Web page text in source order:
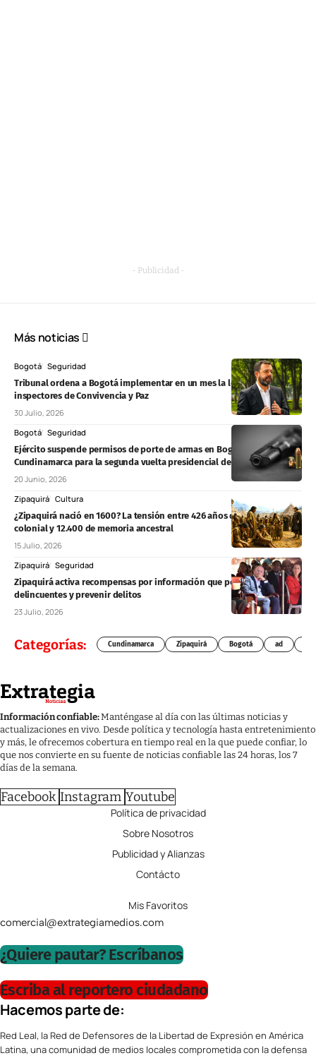
- Publicidad -
Más noticias
Bogotá Seguridad
Tribunal ordena a Bogotá implementar en un mes la ley de
inspectores de Convivencia y Paz
30 Julio, 2026
Bogotá Seguridad
Ejército suspende permisos de porte de armas en Bogotá y
Cundinamarca para la segunda vuelta presidencial del 21 de junio
20 Junio, 2026
Zipaquirá Cultura
¿Zipaquirá nació en 1600? La tensión entre 426 años de fundación
colonial y 12.400 de memoria ancestral
15 Julio, 2026
Zipaquirá Seguridad
Zipaquirá activa recompensas por información que permita capturar
delincuentes y prevenir delitos
23 Julio, 2026
Categorías: Cundinamarca Zipaquirá Bogotá ad
Información confiable:Manténgase al día con las últimas noticias y
actualizaciones en vivo. Desde política y tecnología hasta entretenimiento
y más, le ofrecemos cobertura en tiempo real en la que puede confiar, lo
que nos convierte en su fuente de noticias confiable las 24 horas, los 7
días de la semana.
Facebook Instagram Youtube
Política de privacidad
Sobre Nosotros
Publicidad y Alianzas
Contácto
Mis Favoritos
comercial@extrategiamedios.com
¿Quiere pautar? Escríbanos
Escriba al reportero ciudadano
Hacemos parte de:
Red Leal, la Red de Defensores de la Libertad de Expresión en América
Latina, una comunidad de medios locales comprometida con la defensa